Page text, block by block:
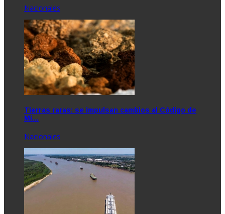
Nacionales
Tierras raras: se impulsan cambios al Código de
Mi…
Nacionales